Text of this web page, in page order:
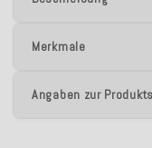
Merkmale
Angaben zur